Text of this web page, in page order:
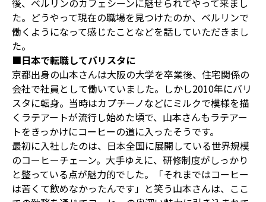
後、ベルリンのカフェシーンに魅せられてやって来まし
た。どうやって現在の職場を見つけたのか、ベルリンで
働くようになって感じたことなどを話していただきまし
た。
■日本で転職してバリスタに
京都出身の山本さんは大阪の大学を卒業後、住宅関係の
会社で社員として働いていました。しかし2010年にバリ
スタに転身。当時はカプチーノなどにミルクで模様を描
くラテアートが流行し始めた頃で、山本さんもラテアー
トをきっかけにコーヒーの道に入ったそうです。
最初に入社したのは、日本全国に展開している世界規模
のコーヒーチェーン。大手ゆえに、研修制度がしっかり
と整っている点が魅力的でした。「それまではコーヒー
は苦くて飲めなかったんです」と笑う山本さんは、ここ